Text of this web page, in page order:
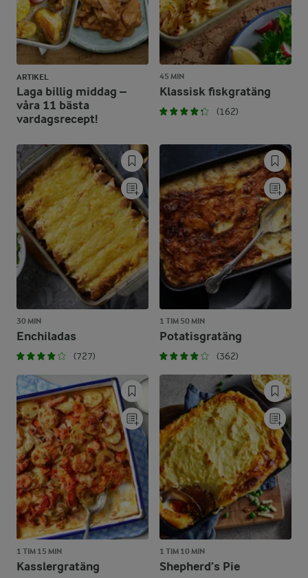
ARTIKEL
Laga billig middag –
våra 11 bästa
vardagsrecept!
45 MIN
Klassisk fiskgratäng
(162)
30 MIN
Enchiladas
(727)
1 TIM 50 MIN
Potatisgratäng
(362)
1 TIM 15 MIN
Kasslergratäng
1 TIM 10 MIN
Shepherd’s Pie